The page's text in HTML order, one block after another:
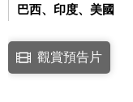
巴西、印度、美國
點擊下列連結開啟視窗
連結至Youtube網站觀
觀賞預告片